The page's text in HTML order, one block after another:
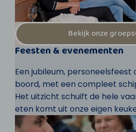
Bekijk onze
Feesten & evenementen
Een jubileum, personeelsfeest
boord, met een compleet
Het uitzicht schuift de hele
eten komt uit onze eigen